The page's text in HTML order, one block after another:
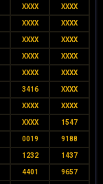
XXXX XXXX
XXXX XXXX
XXXX XXXX
XXXX XXXX
XXXX XXXX
3416 XXXX
XXXX XXXX
XXXX 1547
0019 9188
1232 1437
4401 9657